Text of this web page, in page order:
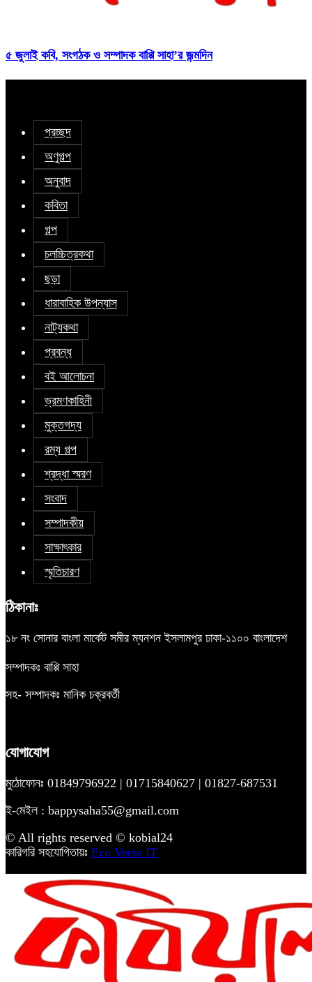
৫ জুলাই কবি, সংগঠক ও সম্পাদক বাপ্পি সাহা’র জন্মদিন
প্রচ্ছদ
অণুগল্প
অনুবাদ
কবিতা
গল্প
চলচ্চিত্রকথা
ছড়া
ধারাবাহিক উপন্যাস
নাট্যকথা
প্রবন্ধ
বই আলোচনা
ভ্রমণকাহিনী
মুক্তগদ্য
রম্য গল্প
শ্রদ্ধা স্মরণ
সংবাদ
সম্পাদকীয়
সাক্ষাৎকার
স্মৃতিচারণ
ঠিকানাঃ
১৮ নং সোনার বাংলা মার্কেট সমীর ম্যনশন ইসলামপুর ঢাকা-১১০০ বাংলাদেশ
সম্পাদকঃ বাপ্পি সাহা
সহ- সম্পাদকঃ মানিক চক্রবর্তী
যোগাযোগ
মুঠোফোনঃ 01849796922 | 01715840627 | 01827-687531
ই-মেইল : bappysaha55@gmail.com
© All rights reserved © kobial24
কারিগরি সহযোগিতায়ঃ Eco Verse IT